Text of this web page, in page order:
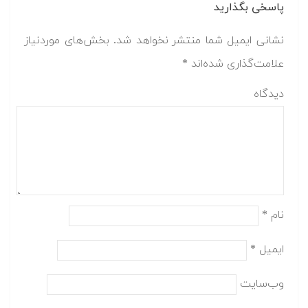
پاسخی بگذارید
نشانی ایمیل شما منتشر نخواهد شد. بخش‌های موردنیاز
علامت‌گذاری شده‌اند *
دیدگاه
نام *
ایمیل *
وب‌سایت